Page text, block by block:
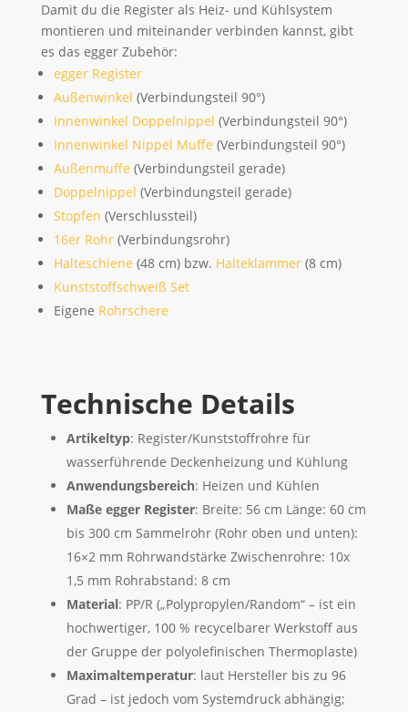
Damit du die Register als Heiz- und Kühlsystem
montieren und miteinander verbinden kannst, gibt
es das egger Zubehör:
egger Register
Außenwinkel (Verbindungsteil 90°)
Innenwinkel Doppelnippel (Verbindungsteil 90°)
Innenwinkel Nippel Muffe (Verbindungsteil 90°)
Außenmuffe (Verbindungsteil gerade)
Doppelnippel (Verbindungsteil gerade)
Stopfen (Verschlussteil)
16er Rohr(Verbindungsrohr)
Halteschiene (48 cm) bzw. Halteklammer(8 cm)
Kunststoffschweiß Set
Eigene Rohrschere
Technische Details
Artikeltyp: Register/Kunststoffrohre für
wasserführende Deckenheizung und Kühlung
Anwendungsbereich: Heizen und Kühlen
Maße egger Register: Breite: 56 cm Länge: 60 cm
bis 300 cm Sammelrohr (Rohr oben und unten):
16×2 mm Rohrwandstärke Zwischenrohre: 10x
1,5 mm Rohrabstand: 8 cm
Material: PP/R („Polypropylen/Random“ – ist ein
hochwertiger, 100 % recycelbarer Werkstoff aus
der Gruppe der polyolefinischen Thermoplaste)
Maximaltemperatur: laut Hersteller bis zu 96
Grad – ist jedoch vom Systemdruck abhängig;